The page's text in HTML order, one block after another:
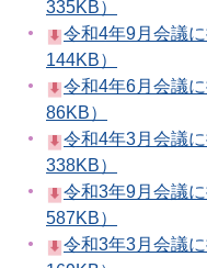
335KB）
令和4年9月会議
144KB）
令和4年6月会議
86KB）
令和4年3月会議
338KB）
令和3年9月会議
587KB）
令和3年3月会議